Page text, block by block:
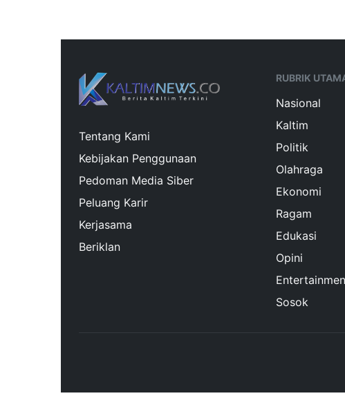
Tentang Kami
Kebijakan Penggunaan
Pedoman Media Siber
Peluang Karir
Kerjasama
Beriklan
RUBRIK
Nasional
Kaltim
Politik
Olahraga
Ekonomi
Ragam
Edukasi
Opini
Sosok